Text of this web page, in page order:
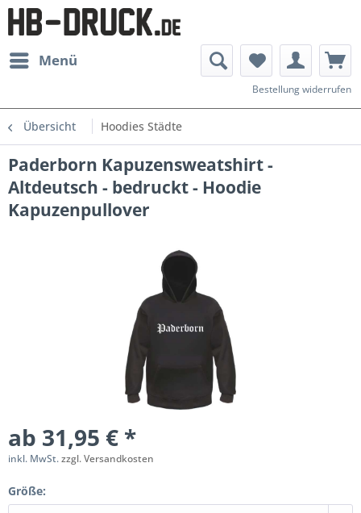
Menü
Bestellung widerrufen
Übersicht Hoodies Städte
Paderborn Kapuzensweatshirt -
Altdeutsch - bedruckt - Hoodie
Kapuzenpullover
ab 31,95 € *
inkl. MwSt.zzgl. Versandkosten
Größe: